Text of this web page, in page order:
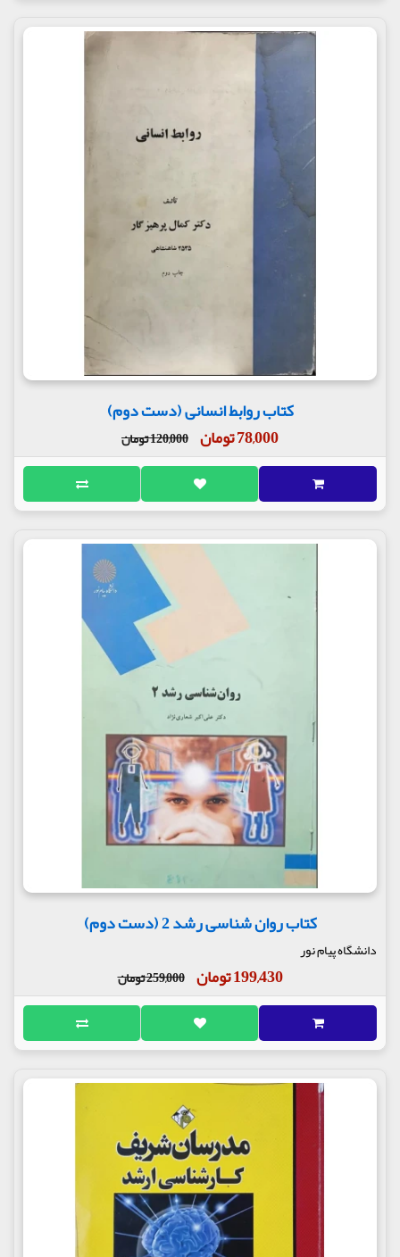
کتاب روابط انسانی (دست دوم)
78,000 تومان
120,000 تومان
کتاب روان شناسی رشد 2 (دست دوم)
دانشگاه پیام نور
199,430 تومان 259,000 تومان